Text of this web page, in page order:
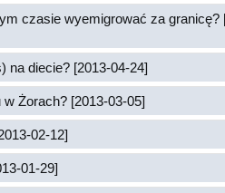
czasie wyemigrować za granicę?
na diecie? [2013-04-24]
Żorach? [2013-03-05]
02-12]
01-29]